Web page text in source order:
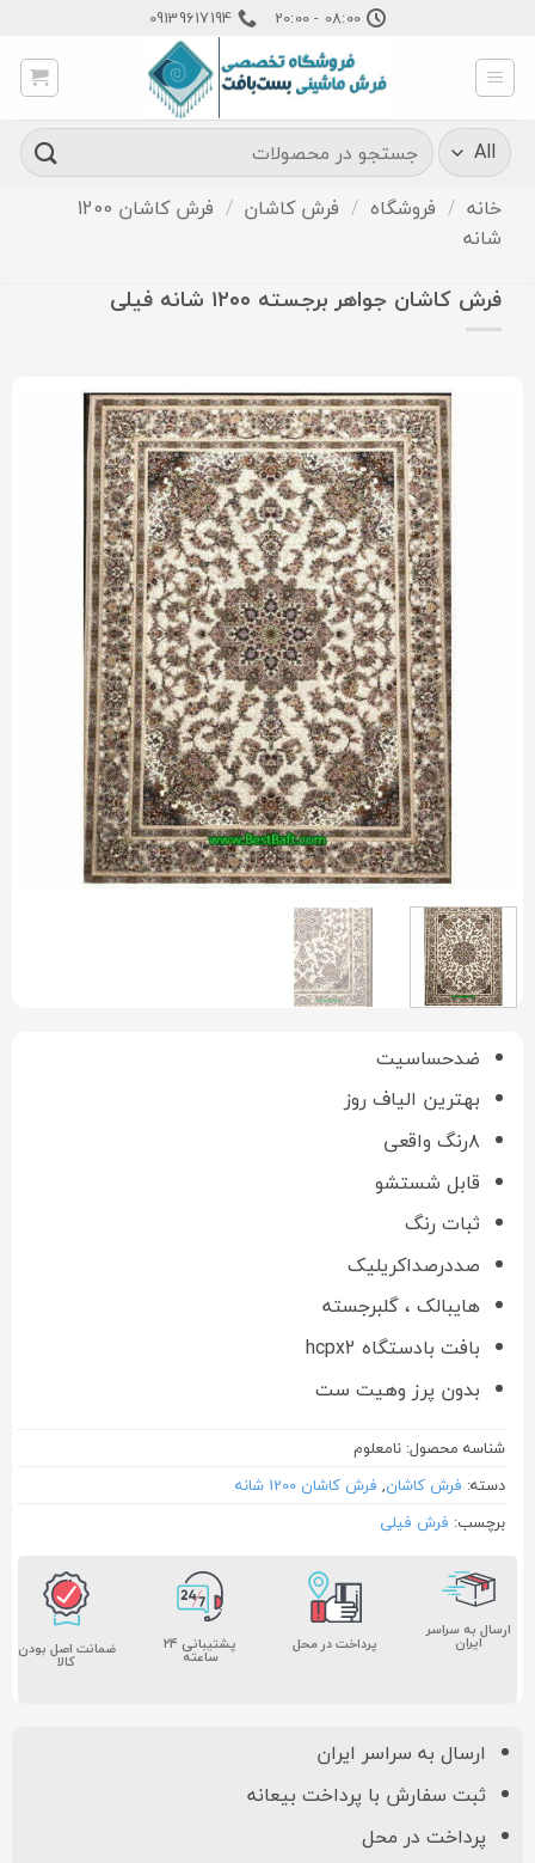
content
08:00 - 20:00
09139617194
جستجو
برای:
خانه / فروشگاه / فرش کاشان /
فرش کاشان 1200
شانه
فرش کاشان جواهر برجسته ۱۲۰۰ شانه فیلی
ضدحساسیت
بهترین الیاف روز
۸رنگ واقعی
قابل شستشو
ثبات رنگ
صددرصداکریلیک
هایبالک ، گلبرجسته
بافت بادستگاه hcpx2
بدون پرز وهیت ست
شناسه محصول: نامعلوم
دسته: فرش کاشان, فرش کاشان 1200 شانه
برچسب: فرش فیلی
ارسال به سراسر
ایران پرداخت در محل پشتیبانی ۲۴
ساعته ضمانت اصل بودن
کالا
ارسال به سراسر ایران
ثبت سفارش با پرداخت بیعانه
پرداخت در محل